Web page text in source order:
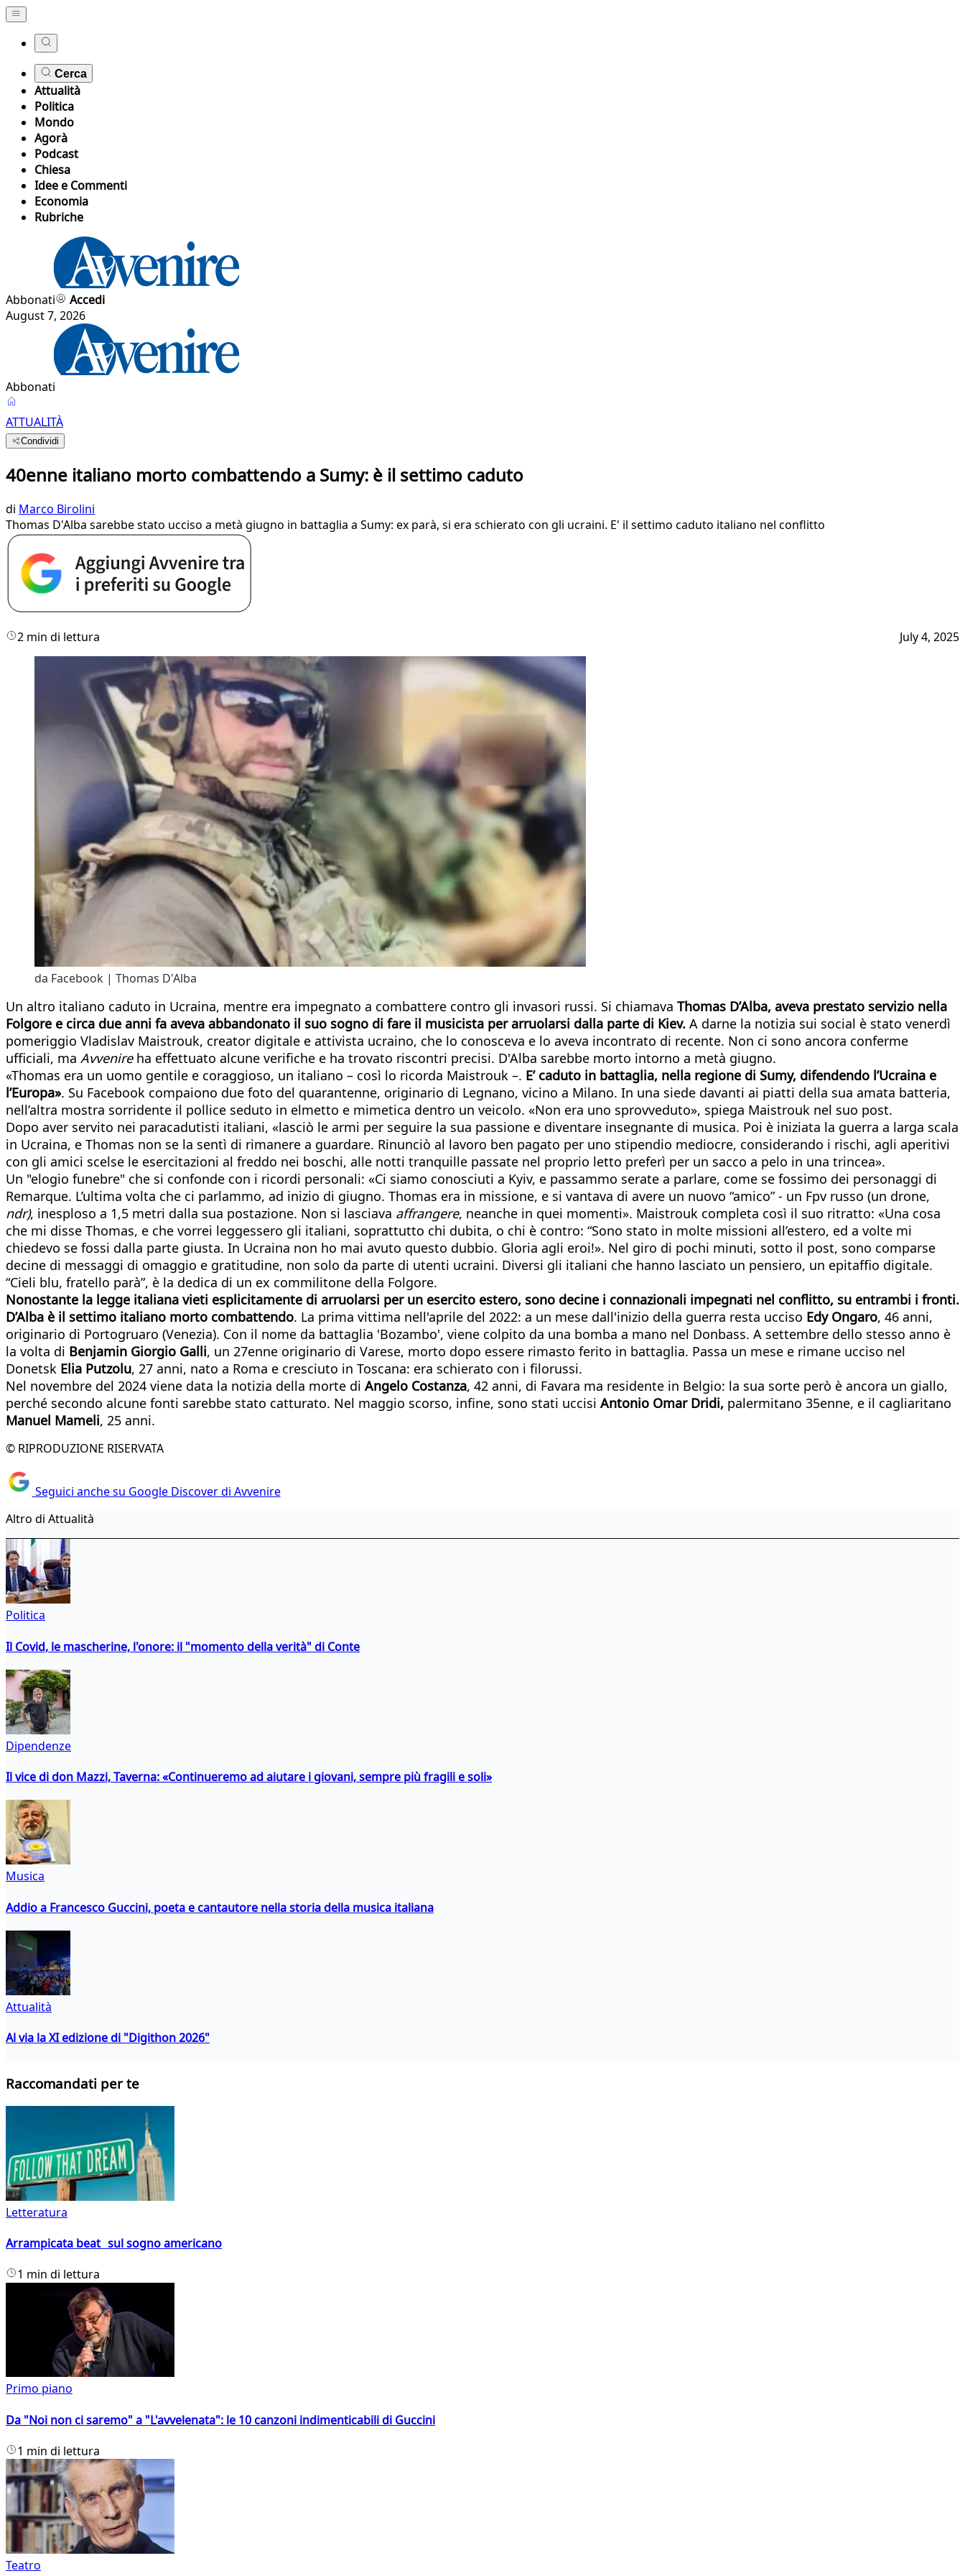
Cerca
Attualità
Politica
Mondo
Agorà
Podcast
Chiesa
Idee e Commenti
Economia
Rubriche
Abbonati
Accedi
August 7, 2026
Abbonati
ATTUALITÀ
Condividi
40enne italiano morto combattendo a Sumy: è il settimo caduto
di Marco Birolini
Thomas D'Alba sarebbe stato ucciso a metà giugno in battaglia a Sumy: ex parà, si era schierato con gli ucraini. E' il settimo caduto italiano nel conflitto
2 min di lettura July 4, 2025
da Facebook | Thomas D'Alba
Un altro italiano caduto in Ucraina, mentre era impegnato a combattere contro gli invasori russi. Si chiamava Thomas D’Alba, aveva prestato servizio nella
Folgore e circa due anni fa aveva abbandonato il suo sogno di fare il musicista per arruolarsi dalla parte di Kiev. A darne la notizia sui social è stato venerdì
pomeriggio Vladislav Maistrouk, creator digitale e attivista ucraino, che lo conosceva e lo aveva incontrato di recente. Non ci sono ancora conferme
ufficiali, ma Avvenireha effettuato alcune verifiche e ha trovato riscontri precisi. D'Alba sarebbe morto intorno a metà giugno.
«Thomas era un uomo gentile e coraggioso, un italiano – così lo ricorda Maistrouk –. E’ caduto in battaglia, nella regione di Sumy, difendendo l’Ucraina e
l’Europa». Su Facebook compaiono due foto del quarantenne, originario di Legnano, vicino a Milano. In una siede davanti ai piatti della sua amata batteria,
nell’altra mostra sorridente il pollice seduto in elmetto e mimetica dentro un veicolo. «Non era uno sprovveduto», spiega Maistrouk nel suo post.
Dopo aver servito nei paracadutisti italiani, «lasciò le armi per seguire la sua passione e diventare insegnante di musica. Poi è iniziata la guerra a larga scala
in Ucraina, e Thomas non se la sentì di rimanere a guardare. Rinunciò al lavoro ben pagato per uno stipendio mediocre, considerando i rischi, agli aperitivi
con gli amici scelse le esercitazioni al freddo nei boschi, alle notti tranquille passate nel proprio letto preferì per un sacco a pelo in una trincea».
Un "elogio funebre" che si confonde con i ricordi personali: «Ci siamo conosciuti a Kyiv, e passammo serate a parlare, come se fossimo dei personaggi di
Remarque. L’ultima volta che ci parlammo, ad inizio di giugno. Thomas era in missione, e si vantava di avere un nuovo “amico” - un Fpv russo (un drone,
ndr), inesploso a 1,5 metri dalla sua postazione. Non si lasciava affrangere, neanche in quei momenti». Maistrouk completa così il suo ritratto: «Una cosa
che mi disse Thomas, e che vorrei leggessero gli italiani, soprattutto chi dubita, o chi è contro: “Sono stato in molte missioni all’estero, ed a volte mi
chiedevo se fossi dalla parte giusta. In Ucraina non ho mai avuto questo dubbio. Gloria agli eroi!». Nel giro di pochi minuti, sotto il post, sono comparse
decine di messaggi di omaggio e gratitudine, non solo da parte di utenti ucraini. Diversi gli italiani che hanno lasciato un pensiero, un epitaffio digitale.
“Cieli blu, fratello parà”, è la dedica di un ex commilitone della Folgore.
Nonostante la legge italiana vieti esplicitamente di arruolarsi per un esercito estero, sono decine i connazionali impegnati nel conflitto, su entrambi i fronti.
D’Alba è il settimo italiano morto combattendo. La prima vittima nell'aprile del 2022: a un mese dall'inizio della guerra resta ucciso Edy Ongaro, 46 anni,
originario di Portogruaro (Venezia). Con il nome da battaglia 'Bozambo', viene colpito da una bomba a mano nel Donbass. A settembre dello stesso anno è
la volta di Benjamin Giorgio Galli, un 27enne originario di Varese, morto dopo essere rimasto ferito in battaglia. Passa un mese e rimane ucciso nel
Donetsk Elia Putzolu, 27 anni, nato a Roma e cresciuto in Toscana: era schierato con i filorussi.
Nel novembre del 2024 viene data la notizia della morte di Angelo Costanza, 42 anni, di Favara ma residente in Belgio: la sua sorte però è ancora un giallo,
perché secondo alcune fonti sarebbe stato catturato. Nel maggio scorso, infine, sono stati uccisi Antonio Omar Dridi, palermitano 35enne, e il cagliaritano
Manuel Mameli, 25 anni.
© RIPRODUZIONE RISERVATA
Seguici anche su Google Discover di Avvenire
Altro di Attualità
Politica
Il Covid, le mascherine, l'onore: il "momento della verità" di Conte
Dipendenze
Il vice di don Mazzi, Taverna: «Continueremo ad aiutare i giovani, sempre più fragili e soli»
Musica
Addio a Francesco Guccini, poeta e cantautore nella storia della musica italiana
Attualità
Al via la XI edizione di "Digithon 2026"
Raccomandati per te
Letteratura
Arrampicata beat sul sogno americano
1 min di lettura
Primo piano
Da "Noi non ci saremo" a "L'avvelenata": le 10 canzoni indimenticabili di Guccini
1 min di lettura
Teatro